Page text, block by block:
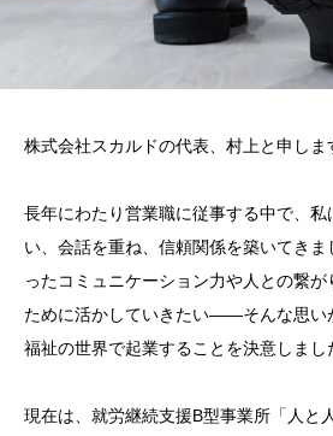
株式会社スカルドの代表、村上と申しま
長年にわたり営業職に従事する中で、
い、会話を重ね、信頼関係を築いてき
ったコミュニケーション力や人との繋
ために活かしていきたい――そんな思い
福祉の世界で起業することを決意しまし
現在は、就労継続支援B型事業所「人と